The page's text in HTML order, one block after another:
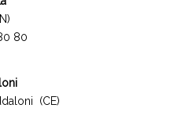
80
(CE)